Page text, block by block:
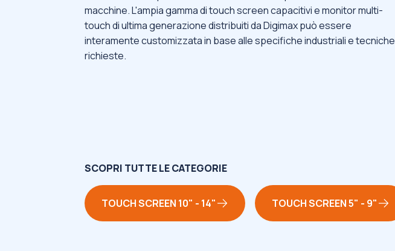
macchine. L'ampia gamma di touch screen capacitivi e monitor multi-
touch di ultima generazione distribuiti da Digimax può essere
interamente customizzata in base alle specifiche industriali e tecniche
richieste.
SCOPRI TUTTE LE CATEGORIE
TOUCH SCREEN 10" - 14" TOUCH SCREEN 5" - 9"